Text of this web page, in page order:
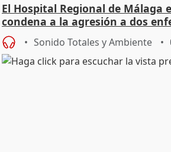
El Hospital Regional de Málaga
condena a la agresión a dos
Urgencias
Sonido Totales y Ambiente